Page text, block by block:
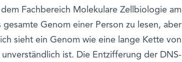
Fachbereich Molekulare Zellbiologie am
Genom einer Person zu lesen, aber
sieht ein Genom wie eine lange Kette von
ist. Die Entzifferung der DNS-